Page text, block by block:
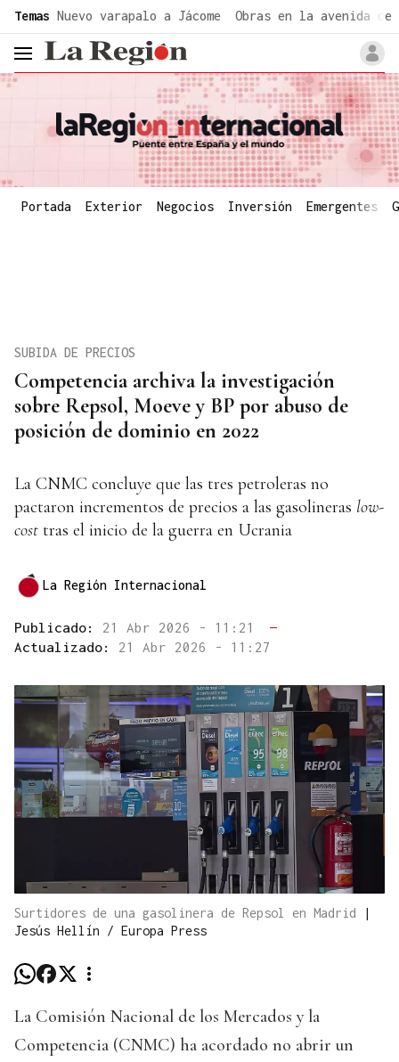
Temas Nuevo varapalo a Jácome Obras en la avenida de
header.menu.open
Portada Exterior Negocios Inversión Emergentes
Competencia archiva la investigación
sobre Repsol, Moeve y BP por abuso de
posición de dominio en 2022
SUBIDA DE PRECIOS
La CNMC concluye que las tres petroleras no
pactaron incrementos de precios a las gasolineras low-
cost tras el inicio de la guerra en Ucrania
La Región Internacional
Publicado: 21 Abr 2026 - 11:21
—
Actualizado: 21 Abr 2026 - 11:27
Surtidores de una gasolinera de Repsol en Madrid
|
Jesús Hellín / Europa Press
La Comisión Nacional de los Mercados y la
Competencia (CNMC) ha acordado no abrir un